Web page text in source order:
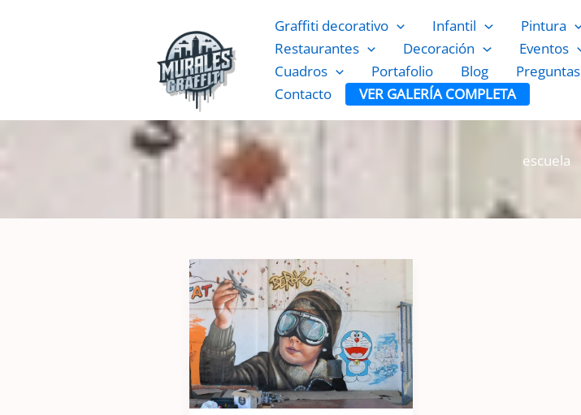
Graffiti decorativo Infantil Pintura
Restaurantes
Decoración Eventos
Cuadros
Portafolio Blog Preguntas
Contacto
VER GALERÍA COMPLETA
escuela